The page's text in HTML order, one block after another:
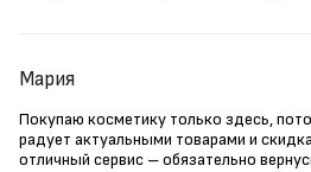
Мария
Покупаю косметику только здесь,
радует актуальными товарами и
отличный сервис – обязательно